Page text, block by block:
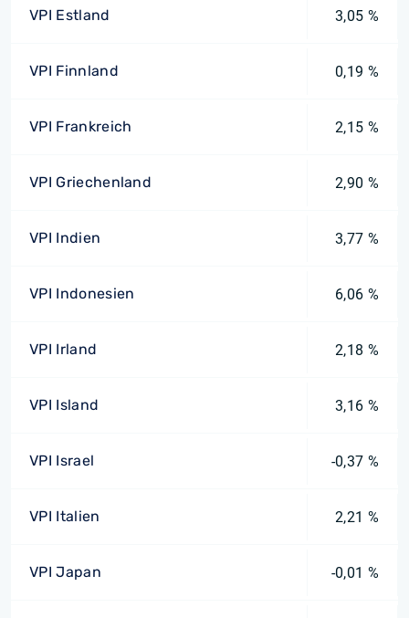
VPI Estland 3,05 %
VPI Finnland 0,19 %
VPI Frankreich 2,15 %
VPI Griechenland 2,90 %
VPI Indien 3,77 %
VPI Indonesien 6,06 %
VPI Irland 2,18 %
VPI Island 3,16 %
VPI Israel -0,37 %
VPI Italien 2,21 %
VPI Japan -0,01 %